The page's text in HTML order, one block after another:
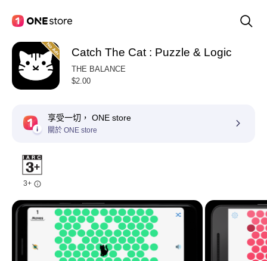
Catch The Cat : Puzzle & Logic
THE BALANCE
$2.00
享受一切， ONE store
關於 ONE store
3+